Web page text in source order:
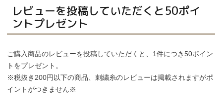
送料とお支払い方法について
返品特約について
新規会員登録
会員規約について
レビューを投稿していただくと50ポイ
ントプレゼント
ご購入商品のレビューを投稿していただくと、1件につき50ポイン
トをプレゼント。
※税抜き200円以下の商品、刺繍糸のレビューは掲載されますがポ
イントがつきません※